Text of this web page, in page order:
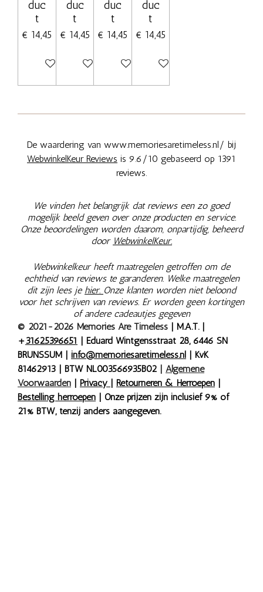
duc
t
€ 14,45
Uitgeschakeld
duc
t
€ 14,45
Uitgeschakeld
duc
t
€ 14,45
Uitgeschakeld
duc
t
€ 14,45
Uitgeschakeld
De waardering van www.memoriesaretimeless.nl/ bij
WebwinkelKeur Reviews is 9.6/10 gebaseerd op 1391
reviews.
We vinden het belangrijk dat reviews een zo goed
mogelijk beeld geven over onze producten en service.
Onze beoordelingen worden daarom, onpartijdig, beheerd
door WebwinkelKeur.
Webwinkelkeur heeft maatregelen getroffen om de
echtheid van reviews te garanderen. Welke maatregelen
dit zijn lees je hier. Onze klanten worden niet beloond
voor het schrijven van reviews. Er worden geen kortingen
of andere cadeautjes gegeven
© 2021-2026 Memories Are Timeless | M.A.T. |
+31625396651 | Eduard Wintgensstraat 28, 6446 SN
BRUNSSUM | info@memoriesaretimeless.nl | KvK
81462913 | BTW NL003566935B02 | Algemene
Voorwaarden | Privacy | Retourneren & Herroepen |
Bestelling herroepen | Onze prijzen zijn inclusief 9% of
21% BTW, tenzij anders aangegeven.